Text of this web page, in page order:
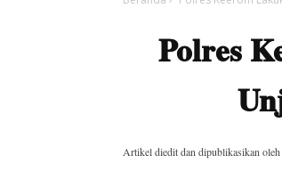
Polres
Artikel diedit dan dipublikasikan oleh